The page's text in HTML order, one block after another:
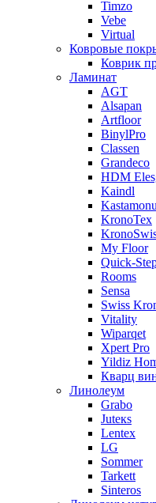
Timzo
Vebe
Virtual
Ковровые
Коврик
Ламинат
AGT
Alsapan
Artfloor
BinylPro
Classen
Grandeco
HDM
Kaindl
Kastamonu
KronoTex
My Floor
Quick-
Rooms
Sensa
Swiss
Vitality
Wiparqet
Xpert Pro
Yildiz
Кварц
Линолеум
Grabo
Juteкs
Lentex
LG
Sommer
Tarkett
Sinteros